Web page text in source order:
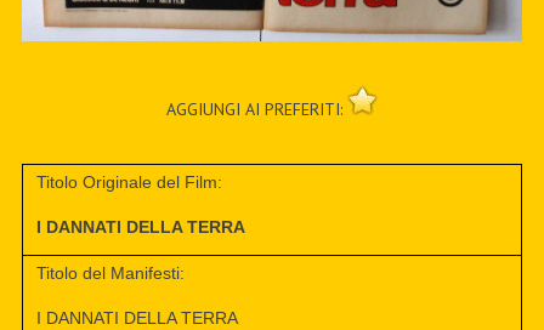
AGGIUNGI AI PREFERITI:
Titolo Originale del Film:
I DANNATI DELLA TERRA
Titolo del Manifesti:
I DANNATI DELLA TERRA